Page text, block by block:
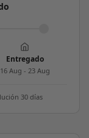
Entregado
16 Aug - 23 Aug
30 días